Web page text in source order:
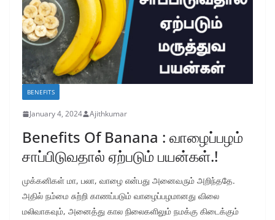
BENEFITS
January 4, 2024 Ajithkumar
Benefits Of Banana : வாழைப்பழம்
சாப்பிடுவதால் ஏற்படும் பயன்கள்.!
முக்கனிகள் மா, பலா, வாழை என்பது அனைவரும் அறிந்ததே.
அதில் நம்மை சுற்றி காணப்படும் வாழைப்பழமானது விலை
மலிவாகவும், அனைத்து கால நிலைகளிலும் நமக்கு கிடைக்கும்